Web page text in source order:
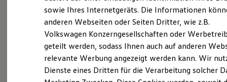
Kosten und Kauf
Verbrauchskosten
Kaufoptionen
E-Auto-Förderung
Software und Konnektivität
Die ID. Software 6
ID. Software Versionen und Updates
Digitale Extras
Schnittstellen zu Ihrem ID.
Serviceanfrage stellen
sowie Ihres Internetgeräts. Die Informationen
anderen Webseiten oder Seiten Dritter, wie z.B.
Volkswagen Konzerngesellschaften oder
geteilt werden, sodass Ihnen auch auf anderen
relevante Werbung angezeigt werden kann. Wir
Dienste eines Dritten für die Verarbeitung solcher